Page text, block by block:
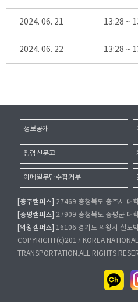
2024. 06. 21 13:28 ~
2024. 06. 22 13:28 ~
정보공개
청렴신문고
이메일무단수집거부
[충주캠퍼스]
27469 충청북도 충주시 대
[증평캠퍼스]
27909 충청북도 증평군 대
[의왕캠퍼스]
16106 경기도 의왕시 철도
COPYRIGHT(c)2017 KOREA
TRANSPORTATION.ALL RIGHTS